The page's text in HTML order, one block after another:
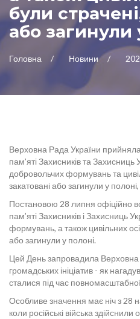
були
або загинули
Головна Новини
Верховна Рада України
пам’яті Захисників та Захисниць
добровольчих формувань та
закатовані або загинули у
Постановою 28 липня офіційно
пам’яті Захисників і Захисниць
формувань, а також цивільних
або загинули у полоні.
Цей День запровадила Верховна
громадських ініціатив - як
сталися під час повномасштабної
Особливе значення має ніч з 28
коли російські війська